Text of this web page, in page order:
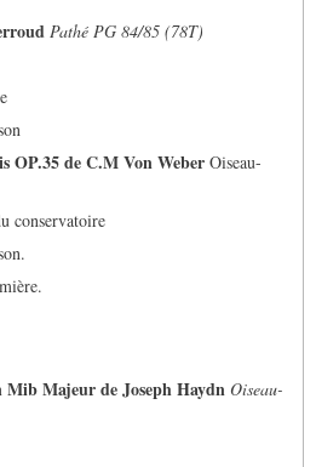
Pathé PG 84/85 (78T)
OP.35 de C.M Von Weber Oiseau-
conservatoire
Mib Majeur de Joseph Haydn Oiseau-